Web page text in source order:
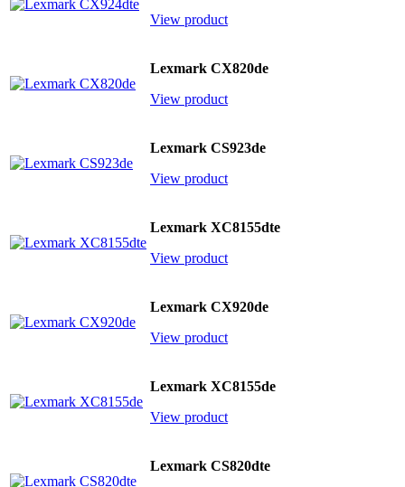
View product
Lexmark CX820de
View product
Lexmark CS923de
View product
Lexmark XC8155dte
View product
Lexmark CX920de
View product
Lexmark XC8155de
View product
Lexmark CS820dte